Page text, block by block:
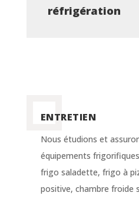
réfrigération
ENTRETIEN
Nous étudions et
équipements
frigo saladette, frigo à
positive, chambre froide